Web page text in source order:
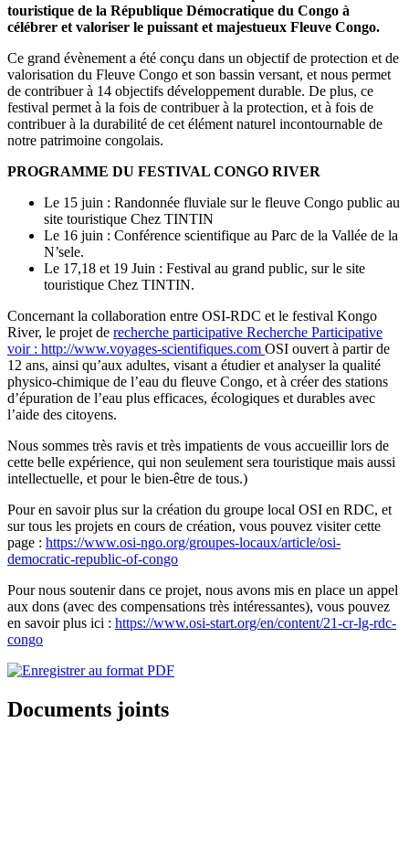
touristique de la République Démocratique du Congo à
célébrer et valoriser le puissant et majestueux Fleuve Congo.
Ce grand évènement a été conçu dans un objectif de protection et de
valorisation du Fleuve Congo et son bassin versant, et nous permet
de contribuer à 14 objectifs développement durable. De plus, ce
festival permet à la fois de contribuer à la protection, et à fois de
contribuer à la durabilité de cet élément naturel incontournable de
notre patrimoine congolais.
PROGRAMME DU FESTIVAL CONGO RIVER
Le 15 juin : Randonnée fluviale sur le fleuve Congo public au
site touristique Chez TINTIN
Le 16 juin : Conférence scientifique au Parc de la Vallée de la
N’sele.
Le 17,18 et 19 Juin : Festival au grand public, sur le site
touristique Chez TINTIN.
Concernant la collaboration entre OSI-RDC et le festival Kongo
River, le projet de recherche participative Recherche Participative
voir : http://www.voyages-scientifiques.com OSI ouvert à partir de
12 ans, ainsi qu’aux adultes, visant a étudier et analyser la qualité
physico-chimique de l’eau du fleuve Congo, et à créer des stations
d’épuration de l’eau plus efficaces, écologiques et durables avec
l’aide des citoyens.
Nous sommes très ravis et très impatients de vous accueillir lors de
cette belle expérience, qui non seulement sera touristique mais aussi
intellectuelle, et pour le bien-être de tous.)
Pour en savoir plus sur la création du groupe local OSI en RDC, et
sur tous les projets en cours de création, vous pouvez visiter cette
page : https://www.osi-ngo.org/groupes-locaux/article/osi-
democratic-republic-of-congo
Pour nous soutenir dans ce projet, nous avons mis en place un appel
aux dons (avec des compensations très intéressantes), vous pouvez
en savoir plus ici : https://www.osi-start.org/en/content/21-cr-lg-rdc-
congo
Documents joints